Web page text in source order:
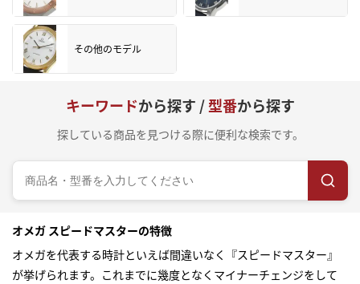
その他のモデル
キーワードから探す /型番から探す
探している商品を見つける際に便利な検索です。
オメガ スピードマスターの特徴
オメガを代表する時計といえば間違いなく『スピードマスター』
が挙げられます。これまでに幾度となくマイナーチェンジをして